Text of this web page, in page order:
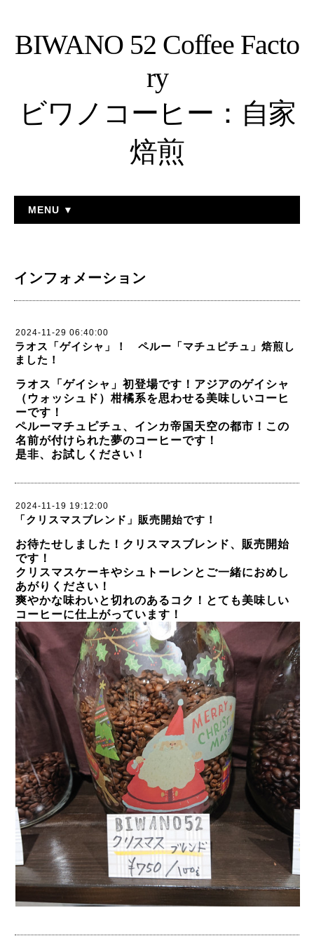
BIWANO 52 Coffee Facto
ry
ビワノコーヒー：自家
焙煎
MENU ▼
インフォメーション
2024-11-29 06:40:00
ラオス「ゲイシャ」！ ペルー「マチュピチュ」焙煎し
ました！
ラオス「ゲイシャ」初登場です！アジアのゲイシャ
（ウォッシュド）柑橘系を思わせる美味しいコーヒ
ーです！
ペルーマチュピチュ、インカ帝国天空の都市！この
名前が付けられた夢のコーヒーです！
是非、お試しください！
2024-11-19 19:12:00
「クリスマスブレンド」販売開始です！
お待たせしました！クリスマスブレンド、販売開始
です！
クリスマスケーキやシュトーレンとご一緒におめし
あがりください！
爽やかな味わいと切れのあるコク！とても美味しい
コーヒーに仕上がっています！